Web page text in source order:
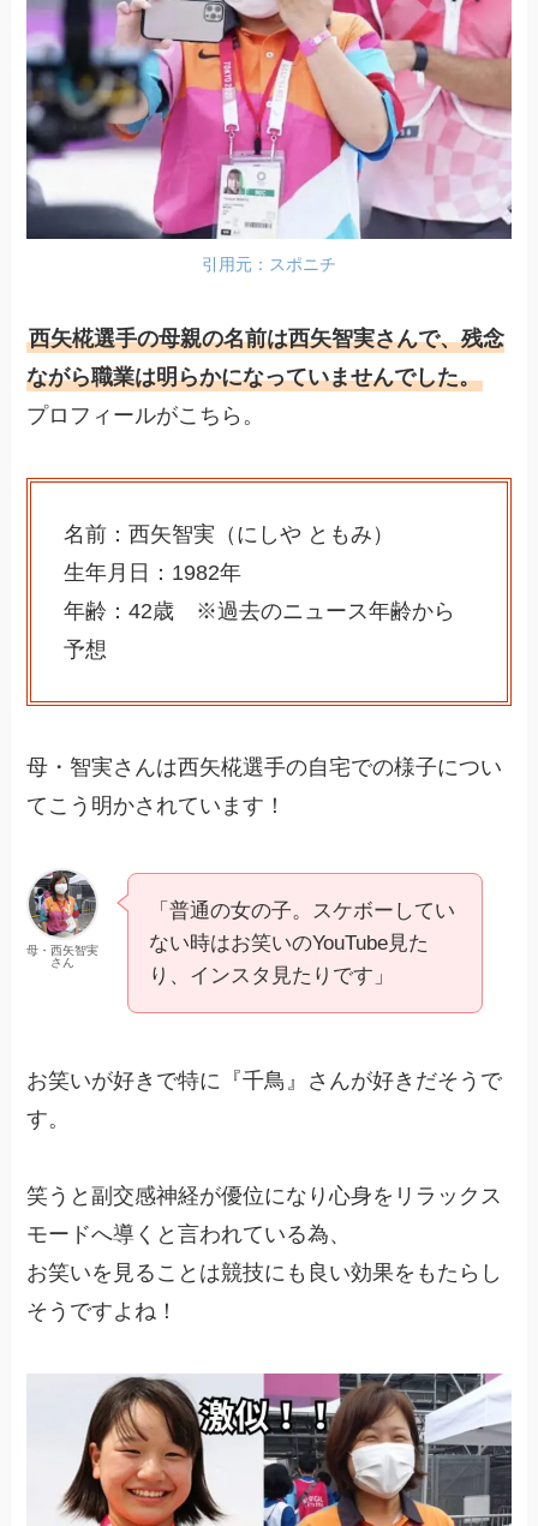
引用元：スポニチ
西矢椛選手の母親の名前は西矢智実さんで、残念
ながら職業は明らかになっていませんでした。
プロフィールがこちら。
名前：西矢智実（にしや ともみ）
生年月日：1982年
年齢：42歳 ※過去のニュース年齢から
予想
母・智実さんは西矢椛選手の自宅での様子につい
てこう明かされています！
母・西矢智実
さん
「普通の女の子。スケボーしてい
ない時はお笑いのYouTube見た
り、インスタ見たりです」
お笑いが好きで特に『千鳥』さんが好きだそうで
す。
笑うと副交感神経が優位になり心身をリラックス
モードへ導くと言われている為、
お笑いを見ることは競技にも良い効果をもたらし
そうですよね！